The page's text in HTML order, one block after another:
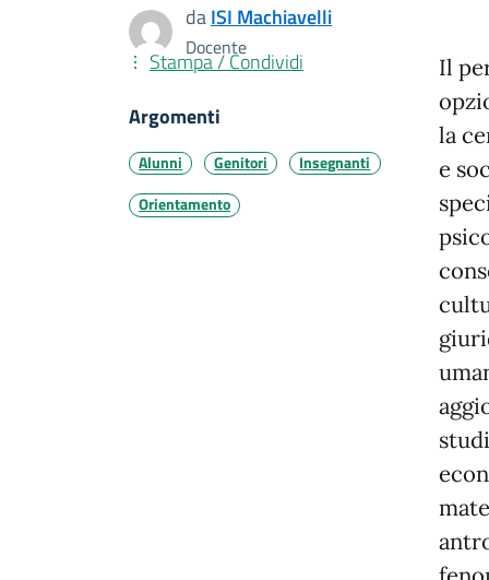
daISI Machiavelli
Docente
Il
la
e
Stampa / Condividi
Argomenti
Alunni Genitori
Insegnanti
Orientamento